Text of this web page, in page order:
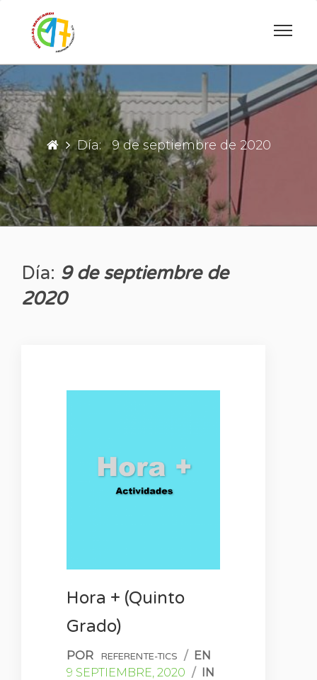
contenido
Día: 9 de septiembre de 2020
Día: 9 de septiembre de
2020
Hora + (Quinto
Grado)
POR REFERENTE-TICS / EN
9 SEPTIEMBRE, 2020 / IN